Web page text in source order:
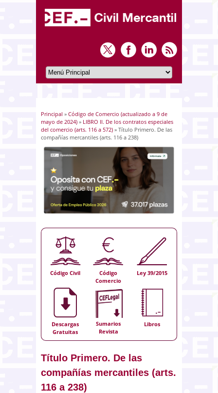
Usted está aquí
Principal » Código de Comercio (actualizado a 9 de
mayo de 2024) » LIBRO II. De los contratos especiales
del comercio (arts. 116 a 572) » Título Primero. De las
compañías mercantiles (arts. 116 a 238)
Código Civil
Código
Comercio
Ley 39/2015
Descargas
Gratuitas
Sumarios
Revista
Libros
Título Primero. De las
compañías mercantiles (arts.
116 a 238)